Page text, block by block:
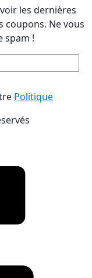
les dernières
coupons. Ne vous
spam !
Politique